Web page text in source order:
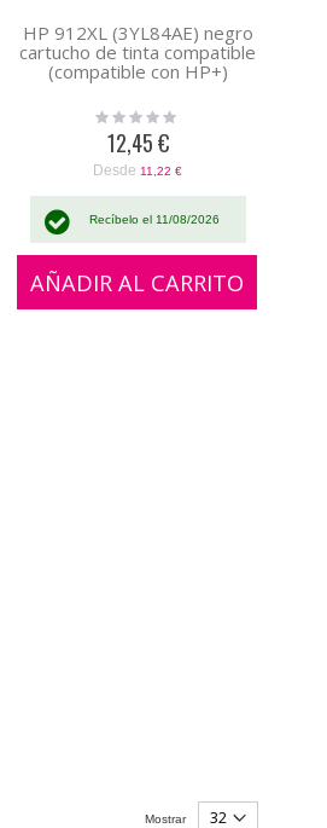
HP 912XL (3YL84AE) negro
cartucho de tinta compatible
(compatible con HP+)
Rating:
12,45 €
Desde 11,22 €
Recíbelo el 11/08/2026
AÑADIR AL CARRITO
Mostrar